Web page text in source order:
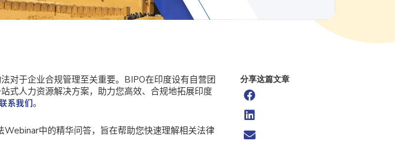
对于企业合规管理至关重要。BIPO在印度设有自营团
式人力资源解决方案，助力您高效、合规地拓展印度
系我们。
中的精华问答，旨在帮助您快速理解相关法律
分享这篇文章